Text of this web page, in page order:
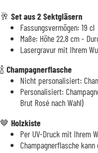
🥂 Set aus 2 Sektgläsern
Fassungsvermögen: 19 cl
Maße: Höhe 22,8 cm -
Lasergravur mit Ihrem
🍾 Champagnerflasche
Nicht personalisiert:
Personalisiert:
Brut Rosé nach Wahl)
🤎 Holzkiste
Per UV-Druck mit Ihrem
Champagnerflasche